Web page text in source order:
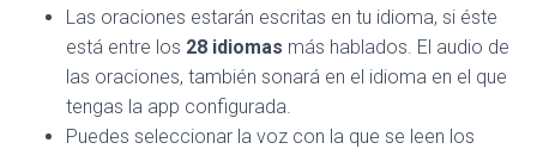
Las oraciones estarán escritas en tu idioma, si éste
está entre los 28 idiomas más hablados. El audio de
las oraciones, también sonará en el idioma en el que
tengas la app configurada.
Puedes seleccionar la voz con la que se leen los